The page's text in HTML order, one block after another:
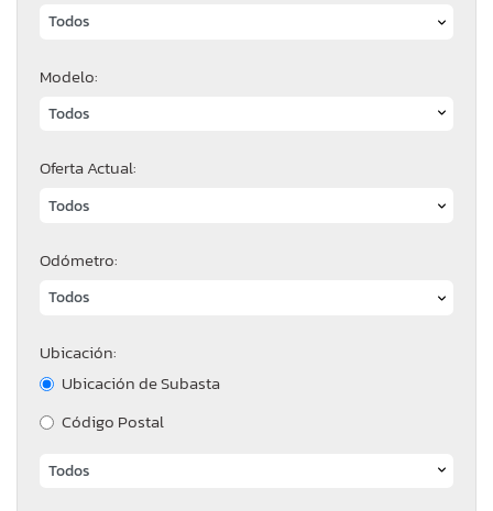
Modelo:
Oferta Actual:
Odómetro:
Ubicación:
Ubicación de Subasta
Código Postal